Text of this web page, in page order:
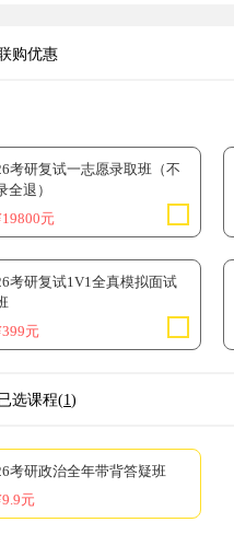
购优惠
考研复试一志愿录取班（不
全退）
元
考研复试1V1全真模拟面试
元
选课程(1)
考研政治全年带背答疑班
元